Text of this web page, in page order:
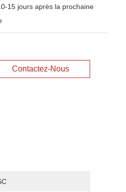
15 jours après la prochaine
Contactez-Nous